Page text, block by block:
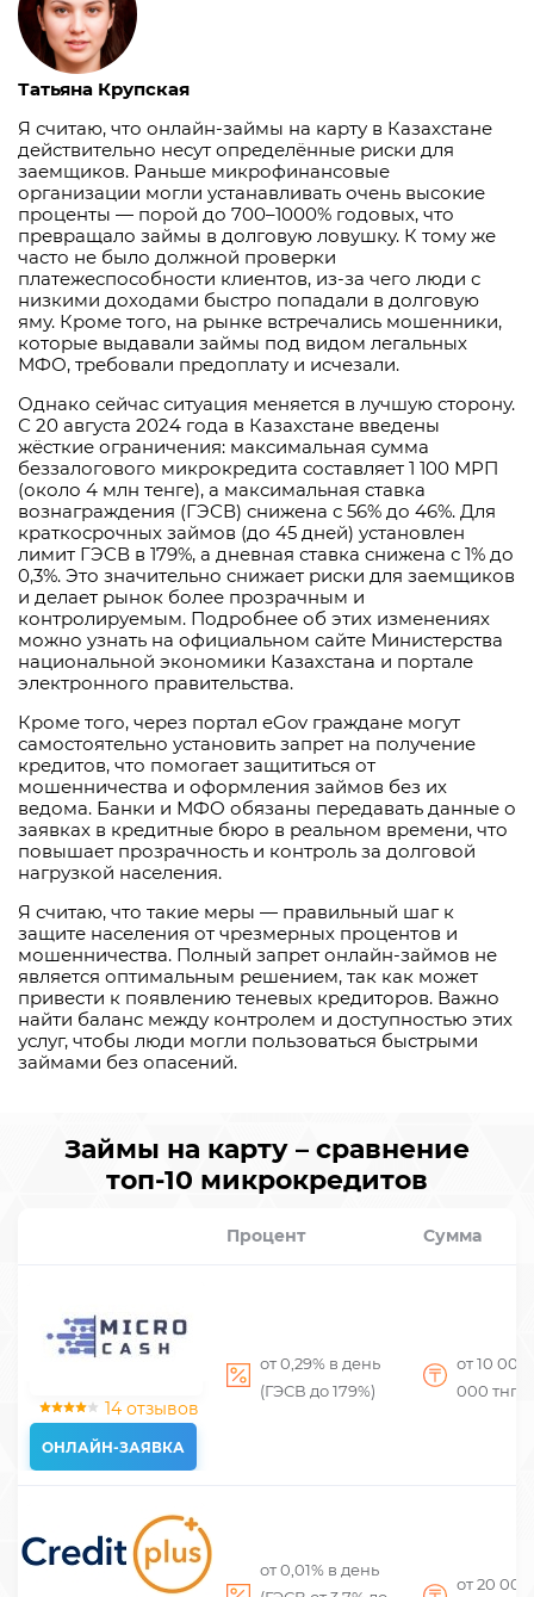
Татьяна Крупская
Я считаю, что онлайн-займы на карту в Казахстане
действительно несут определённые риски для
заемщиков. Раньше микрофинансовые
организации могли устанавливать очень высокие
проценты — порой до 700–1000% годовых, что
превращало займы в долговую ловушку. К тому же
часто не было должной проверки
платежеспособности клиентов, из-за чего люди с
низкими доходами быстро попадали в долговую
яму. Кроме того, на рынке встречались мошенники,
которые выдавали займы под видом легальных
МФО, требовали предоплату и исчезали.
Однако сейчас ситуация меняется в лучшую сторону.
С 20 августа 2024 года в Казахстане введены
жёсткие ограничения: максимальная сумма
беззалогового микрокредита составляет 1 100 МРП
(около 4 млн тенге), а максимальная ставка
вознаграждения (ГЭСВ) снижена с 56% до 46%. Для
краткосрочных займов (до 45 дней) установлен
лимит ГЭСВ в 179%, а дневная ставка снижена с 1% до
0,3%. Это значительно снижает риски для заемщиков
и делает рынок более прозрачным и
контролируемым. Подробнее об этих изменениях
можно узнать на официальном сайте Министерства
национальной экономики Казахстана и портале
электронного правительства.
Кроме того, через портал eGov граждане могут
самостоятельно установить запрет на получение
кредитов, что помогает защититься от
мошенничества и оформления займов без их
ведома. Банки и МФО обязаны передавать данные о
заявках в кредитные бюро в реальном времени, что
повышает прозрачность и контроль за долговой
нагрузкой населения.
Я считаю, что такие меры — правильный шаг к
защите населения от чрезмерных процентов и
мошенничества. Полный запрет онлайн-займов не
является оптимальным решением, так как может
привести к появлению теневых кредиторов. Важно
найти баланс между контролем и доступностью этих
услуг, чтобы люди могли пользоваться быстрыми
займами без опасений.
Займы на карту – сравнение
топ-10 микрокредитов
Процент Сумма
14 отзывов
ОНЛАЙН-ЗАЯВКА
от 0,29% в день
(ГЭСВ до 179%)
от 10 000
000 тнг
от 0,01% в день
от 20 000